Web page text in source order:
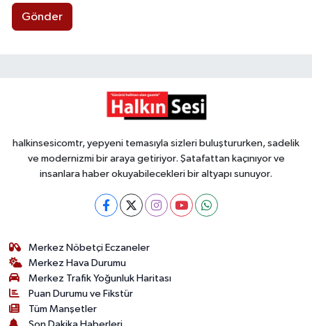
Gönder
halkinsesicomtr, yepyeni temasıyla sizleri buluştururken, sadelik
ve modernizmi bir araya getiriyor. Şatafattan kaçınıyor ve
insanlara haber okuyabilecekleri bir altyapı sunuyor.
Merkez Nöbetçi Eczaneler
Merkez Hava Durumu
Merkez Trafik Yoğunluk Haritası
Puan Durumu ve Fikstür
Tüm Manşetler